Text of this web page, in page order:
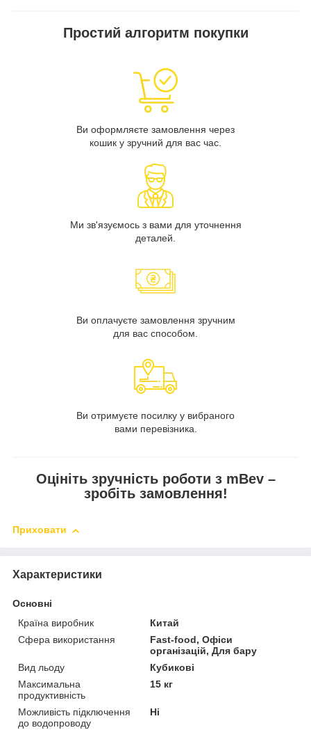
Простий алгоритм покупки
Ви оформляєте замовлення через
кошик у зручний для вас час.
Ми зв'язуємось з вами для уточнення
деталей.
Ви оплачуєте замовлення зручним
для вас способом.
Ви отримуєте посилку у вибраного
вами перевізника.
Оцініть зручність роботи з mBev –
зробіть замовлення!
Приховати
Характеристики
Основні
Країна виробник
Китай
Сфера використання
Fast-food, Офіси
організацій, Для бару
Вид льоду
Кубикові
Максимальна
продуктивність
15 кг
Можливість підключення
до водопроводу
Ні